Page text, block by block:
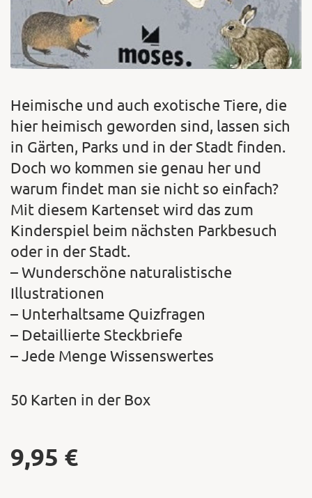
Heimische und auch exotische Tiere, die
hier heimisch geworden sind, lassen sich
in Gärten, Parks und in der Stadt finden.
Doch wo kommen sie genau her und
warum findet man sie nicht so einfach?
Mit diesem Kartenset wird das zum
Kinderspiel beim nächsten Parkbesuch
oder in der Stadt.
– Wunderschöne naturalistische
Illustrationen
– Unterhaltsame Quizfragen
– Detaillierte Steckbriefe
– Jede Menge Wissenswertes
50 Karten in der Box
9,95 €